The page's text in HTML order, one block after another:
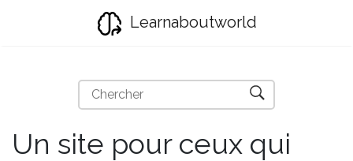
Learnaboutworld
Un site pour ceux qui